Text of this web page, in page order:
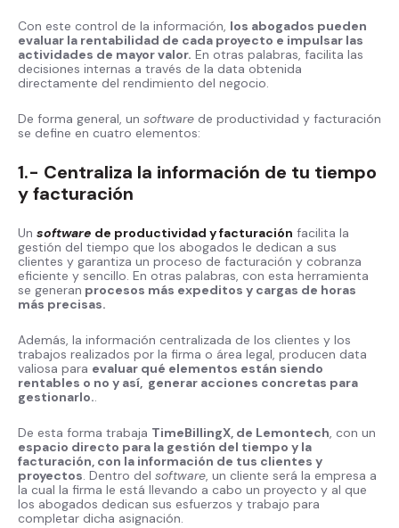
Con este control de la información, los abogados pueden
evaluar la rentabilidad de cada proyecto e impulsar las
actividades de mayor valor. En otras palabras, facilita las
decisiones internas a través de la data obtenida
directamente del rendimiento del negocio.
De forma general, un software de productividad y facturación
se define en cuatro elementos:
1.- Centraliza la información de tu tiempo
y facturación
Un software de productividad y facturación facilita la
gestión del tiempo que los abogados le dedican a sus
clientes y garantiza un proceso de facturación y cobranza
eficiente y sencillo. En otras palabras, con esta herramienta
se generan procesos más expeditos y cargas de horas
más precisas.
Además, la información centralizada de los clientes y los
trabajos realizados por la firma o área legal, producen data
valiosa para evaluar qué elementos están siendo
rentables o no y así, generar acciones concretas para
gestionarlo..
De esta forma trabaja TimeBillingX, de Lemontech, con un
espacio directo para la gestión del tiempo y la
facturación, con la información de tus clientes y
proyectos. Dentro del software, un cliente será la empresa a
la cual la firma le está llevando a cabo un proyecto y al que
los abogados dedican sus esfuerzos y trabajo para
completar dicha asignación.